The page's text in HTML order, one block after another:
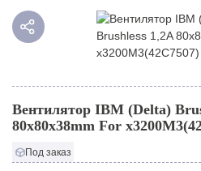
Вентилятор IBM (Delta)
80x80x38mm For
Под заказ